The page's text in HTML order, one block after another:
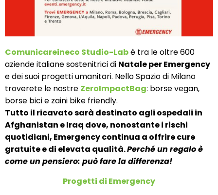
Comunicareineco Studio-Labè tra le oltre 600
aziende italiane sostenitrici di Natale per Emergency
e dei suoi progetti umanitari. Nello Spazio di Milano
troverete le nostre ZeroImpactBag: borse vegan,
borse bici e zaini bike friendly.
Tutto il ricavato sarà destinato agli ospedali in
Afghanistan e Iraq dove, nonostante i rischi
quotidiani, Emergency continua a offrire cure
gratuite e di elevata qualità.Perché un regalo è
come un pensiero: può fare la differenza!
Progetti di Emergency